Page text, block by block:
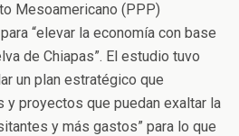
Mesoamericano (PPP)
“elevar la economía con base
de Chiapas”. El estudio tuvo
un plan estratégico que
proyectos que puedan exaltar la
y más gastos” para lo que